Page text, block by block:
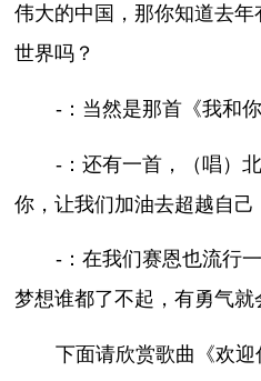
伟大的中国，那你知道去
世界吗？
-：当然是那首《我和你
-：还有一首，（唱）
你，让我们加油去超越自己
-：在我们赛恩也流行
梦想谁都了不起，有勇气就
下面请欣赏歌曲《欢迎